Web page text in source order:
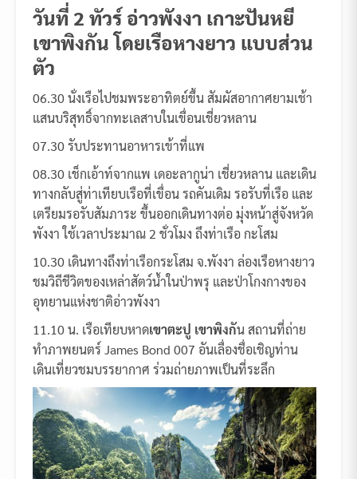
วันที่ 2 ทัวร์ อ่าวพังงา เกาะปันหยี
เขาพิงกัน โดยเรือหางยาว แบบส่วน
ตัว
06.30 นั่งเรือไปชมพระอาทิตย์ขึ้น สัมผัสอากาศยามเช้า
แสนบริสุทธิ์จากทะเลสาบในเขื่อนเชี่ยวหลาน
07.30 รับประทานอาหารเข้าที่แพ
08.30 เช็กเอ้าท์จากแพ เดอะลากูน่า เชี่ยวหลาน และเดิน
ทางกลับสู่ท่าเทียบเรือที่เขื่อน รถคันเดิม รอรับที่เรือ และ
เตรียมรอรับสัมภาระ ขึ้นออกเดินทางต่อ มุ่งหน้าสู่จังหวัด
พังงา ใช้เวลาประมาณ 2 ชั่วโมง ถึงท่าเรือ กะโสม
10.30 เดินทางถึงท่าเรือกระโสม จ.พังงา ล่องเรือหางยาว
ชมวิถีชีวิตของเหล่าสัตว์น้ำในป่าพรุ และป่าโกงกางของ
อุทยานแห่งชาติอ่าวพังงา
11.10 น. เรือเทียบหาดเขาตะปู เขาพิงกัน สถานที่ถ่าย
ทำภาพยนตร์ James Bond 007 อันเลื่องชื่อเชิญท่าน
เดินเที่ยวชมบรรยากาศ ร่วมถ่ายภาพเป็นที่ระลึก